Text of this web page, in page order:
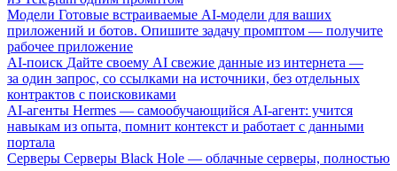
Модели Готовые встраиваемые AI-модели для ваших
приложений и ботов. Опишите задачу промптом — получите
рабочее приложение
AI-поиск Дайте своему AI свежие данные из интернета —
за один запрос, со ссылками на источники, без отдельных
контрактов с поисковиками
AI-агенты Hermes — самообучающийся AI-агент: учится
навыкам из опыта, помнит контекст и работает с данными
портала
Серверы Серверы Black Hole — облачные серверы, полностью